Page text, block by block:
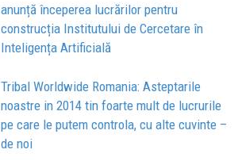
anunță începerea lucrărilor pentru
construcția Institutului de Cercetare în
Inteligența Artificială
Tribal Worldwide Romania: Asteptarile
noastre in 2014 tin foarte mult de lucrurile
pe care le putem controla, cu alte cuvinte –
de noi